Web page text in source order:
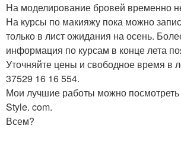
На моделирование бровей временно
На курсы по макияжу пока можно
только в лист ожидания на осень.
информация по курсам в конце лета
Уточняйте цены и свободное время в
37529 16 16 554.
Мои лучшие работы можно посмотреть
Style. com.
Всем?